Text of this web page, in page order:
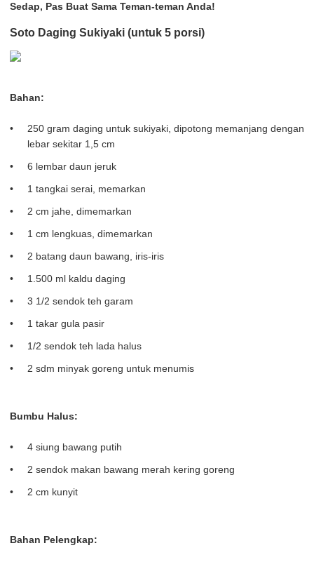
Sedap, Pas Buat Sama Teman-teman Anda!
Soto Daging Sukiyaki (untuk 5 porsi)
Bahan:
250 gram daging untuk sukiyaki, dipotong memanjang dengan
lebar sekitar 1,5 cm
6 lembar daun jeruk
1 tangkai serai, memarkan
2 cm jahe, dimemarkan
1 cm lengkuas, dimemarkan
2 batang daun bawang, iris-iris
1.500 ml kaldu daging
3 1/2 sendok teh garam
1 takar gula pasir
1/2 sendok teh lada halus
2 sdm minyak goreng untuk menumis
Bumbu Halus:
4 siung bawang putih
2 sendok makan bawang merah kering goreng
2 cm kunyit
Bahan Pelengkap: